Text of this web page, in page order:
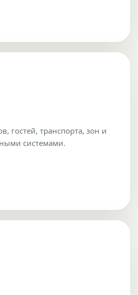
гостей, транспорта, зон и
системами.